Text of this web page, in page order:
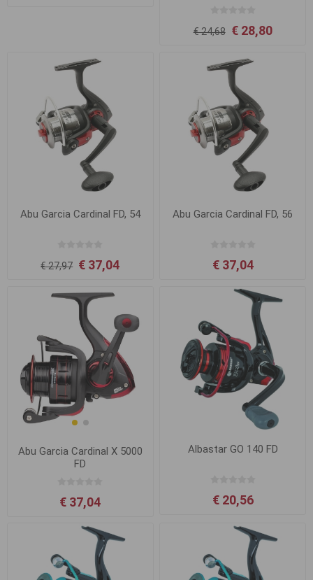
€ 24,68 € 28,80
Abu Garcia Cardinal FD, 54
€ 27,97 € 37,04
Abu Garcia Cardinal FD, 56
€ 37,04
Abu Garcia Cardinal X 5000
FD
€ 37,04
Albastar GO 140 FD
€ 20,56